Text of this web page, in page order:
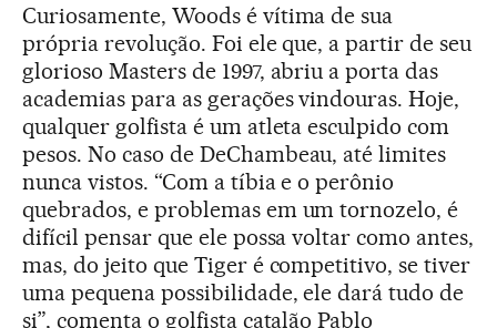
Curiosamente, Woods é vítima de sua
própria revolução. Foi ele que, a partir de seu
glorioso Masters de 1997, abriu a porta das
academias para as gerações vindouras. Hoje,
qualquer golfista é um atleta esculpido com
pesos. No caso de DeChambeau, até limites
nunca vistos. “Com a tíbia e o perônio
quebrados, e problemas em um tornozelo, é
difícil pensar que ele possa voltar como antes,
mas, do jeito que Tiger é competitivo, se tiver
uma pequena possibilidade, ele dará tudo de
si”, comenta o golfista catalão Pablo